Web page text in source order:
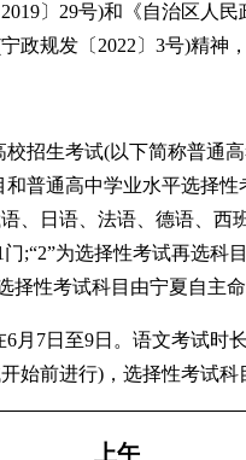
〕29号)和《自治区人
政规发〔2022〕3号)精神
招生考试(以下简称普通
普通高中学业水平选择
、日语、法语、德语、西
;“2”为选择性考试再选
择性考试科目由宁夏自主
月7日至9日。语文考试时
始前进行)，选择性考试
上午